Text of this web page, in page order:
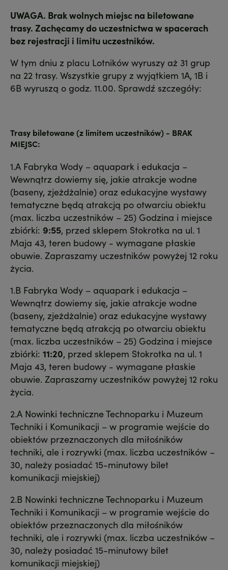
UWAGA. Brak wolnych miejsc na biletowane
trasy. Zachęcamy do uczestnictwa w spacerach
bez rejestracji i limitu uczestników.
W tym dniu z placu Lotników wyruszy aż 31 grup
na 22 trasy. Wszystkie grupy z wyjątkiem 1A, 1B i
6B wyruszą o godz. 11.00. Sprawdź szczegóły:
Trasy biletowane (z limitem uczestników) - BRAK
MIEJSC:
1.A Fabryka Wody – aquapark i edukacja –
Wewnątrz dowiemy się, jakie atrakcje wodne
(baseny, zjeżdżalnie) oraz edukacyjne wystawy
tematyczne będą atrakcją po otwarciu obiektu
(max. liczba uczestników – 25) Godzina i miejsce
zbiórki: 9:55, przed sklepem Stokrotka na ul. 1
Maja 43, teren budowy - wymagane płaskie
obuwie. Zapraszamy uczestników powyżej 12 roku
życia.
1.B Fabryka Wody – aquapark i edukacja –
Wewnątrz dowiemy się, jakie atrakcje wodne
(baseny, zjeżdżalnie) oraz edukacyjne wystawy
tematyczne będą atrakcją po otwarciu obiektu
(max. liczba uczestników – 25) Godzina i miejsce
zbiórki: 11:20, przed sklepem Stokrotka na ul. 1
Maja 43, teren budowy - wymagane płaskie
obuwie. Zapraszamy uczestników powyżej 12 roku
życia.
2.A Nowinki techniczne Technoparku i Muzeum
Techniki i Komunikacji – w programie wejście do
obiektów przeznaczonych dla miłośników
techniki, ale i rozrywki (max. liczba uczestników –
30, należy posiadać 15-minutowy bilet
komunikacji miejskiej)
2.B Nowinki techniczne Technoparku i Muzeum
Techniki i Komunikacji – w programie wejście do
obiektów przeznaczonych dla miłośników
techniki, ale i rozrywki (max. liczba uczestników –
30, należy posiadać 15-minutowy bilet
komunikacji miejskiej)